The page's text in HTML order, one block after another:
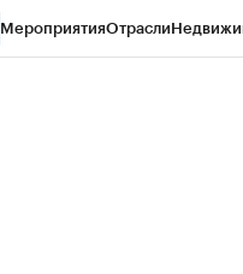
МероприятияОтрасли